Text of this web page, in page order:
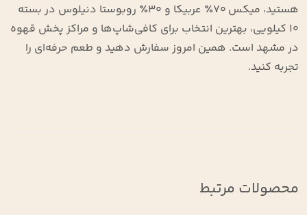
هستید، میکس ۷۰٪ عربیکا و ۳۰٪ روبوستا دنیلوس در بسته
۱۰ کیلویی، بهترین انتخاب برای کافی‌شاپ‌ها و مراکز پخش قهوه
در مشهد است. همین امروز سفارش دهید و طعم حرفه‌ای را
تجربه کنید.
محصولات مرتبط